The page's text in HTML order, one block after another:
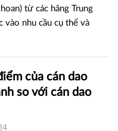
từ các hãng Trung
vào nhu cầu cụ thể và
của cán dao
so với cán dao